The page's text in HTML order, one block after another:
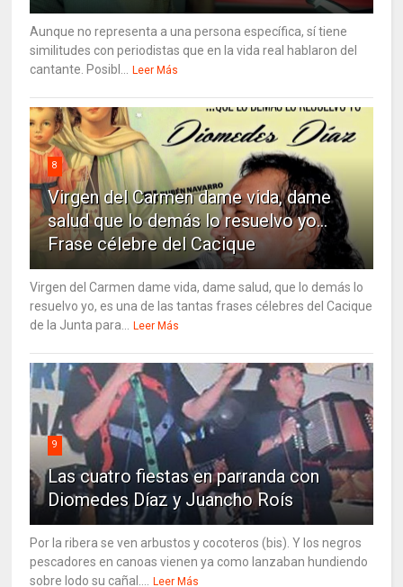
Aunque no representa a una persona específica, sí tiene
similitudes con periodistas que en la vida real hablaron del
cantante. Posibl...
Leer Más
8
Virgen del Carmen dame vida, dame
salud que lo demás lo resuelvo yo…
Frase célebre del Cacique
Virgen del Carmen dame vida, dame salud, que lo demás lo
resuelvo yo, es una de las tantas frases célebres del Cacique
de la Junta para...
Leer Más
9
Las cuatro fiestas en parranda con
Diomedes Díaz y Juancho Roís
Por la ribera se ven arbustos y cocoteros (bis). Y los negros
pescadores en canoas vienen ya como lanzaban hundiendo
sobre lodo su cañal....
Leer Más